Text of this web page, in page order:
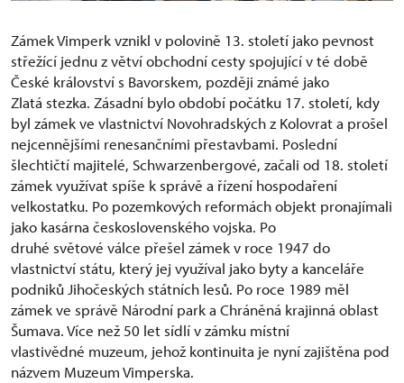
Zámek Vimperk vznikl v polovině 13. století jako pevnost
střežící jednu z větví obchodní cesty spojující v té době
České království s Bavorskem, později známé jako
Zlatá stezka. Zásadní bylo období počátku 17. století, kdy
byl zámek ve vlastnictví Novohradských z Kolovrat a prošel
nejcennějšími renesančními přestavbami. Poslední
šlechtičtí majitelé, Schwarzenbergové, začali od 18. století
zámek využívat spíše k správě a řízení hospodaření
velkostatku. Po pozemkových reformách objekt pronajímali
jako kasárna československého vojska. Po
druhé světové válce přešel zámek v roce 1947 do
vlastnictví státu, který jej využíval jako byty a kanceláře
podniků Jihočeských státních lesů. Po roce 1989 měl
zámek ve správě Národní park a Chráněná krajinná oblast
Šumava. Více než 50 let sídlí v zámku místní
vlastivědné muzeum, jehož kontinuita je nyní zajištěna pod
názvem Muzeum Vimperska.